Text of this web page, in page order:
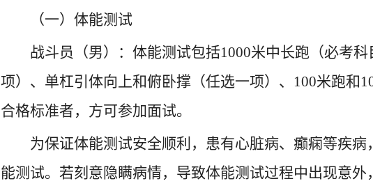
（一）体能测试
战斗员（男）：体能测试包括1000米中长跑（必考
项）、单杠引体向上和俯卧撑（任选一项）、100米跑和
合格标准者，方可参加面试。
为保证体能测试安全顺利，患有心脏病、癫痫等疾
能测试。若刻意隐瞒病情，导致体能测试过程中出现意外